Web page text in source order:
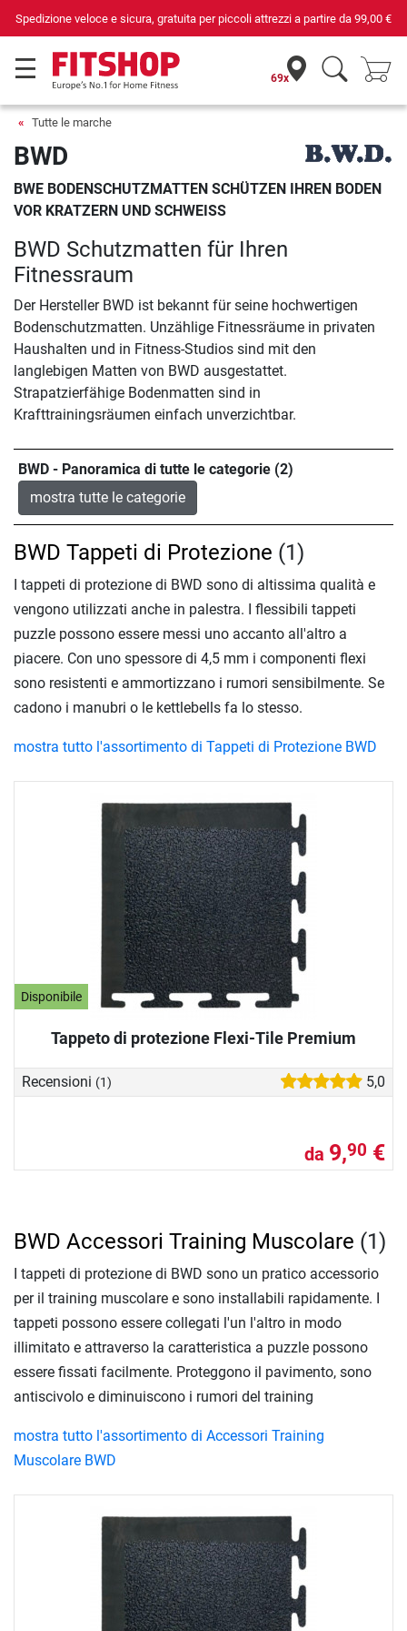
Spedizione veloce e sicura, gratuita per piccoli attrezzi a partire da 99,00 €
69x
Tutte le marche
BWD
BWE BODENSCHUTZMATTEN SCHÜTZEN IHREN BODEN
VOR KRATZERN UND SCHWEISS
BWD Schutzmatten für Ihren
Fitnessraum
Der Hersteller BWD ist bekannt für seine hochwertigen
Bodenschutzmatten. Unzählige Fitnessräume in privaten
Haushalten und in Fitness-Studios sind mit den
langlebigen Matten von BWD ausgestattet.
Strapatzierfähige Bodenmatten sind in
Krafttrainingsräumen einfach unverzichtbar.
BWD - Panoramica di tutte le categorie (2)
mostra tutte le categorie
Disponibile
Tappeto di protezione Flexi-Tile Premium
Recensioni (1) 5,0
da 9,90 €
BWD Tappeti di Protezione (1)
I tappeti di protezione di BWD sono di altissima qualità e
vengono utilizzati anche in palestra. I flessibili tappeti
puzzle possono essere messi uno accanto all'altro a
piacere. Con uno spessore di 4,5 mm i componenti flexi
sono resistenti e ammortizzano i rumori sensibilmente. Se
cadono i manubri o le kettlebells fa lo stesso.
mostra tutto l'assortimento di Tappeti di Protezione BWD
BWD Accessori Training Muscolare (1)
I tappeti di protezione di BWD sono un pratico accessorio
per il training muscolare e sono installabili rapidamente. I
tappeti possono essere collegati l'un l'altro in modo
illimitato e attraverso la caratteristica a puzzle possono
essere fissati facilmente. Proteggono il pavimento, sono
antiscivolo e diminuiscono i rumori del training
mostra tutto l'assortimento di Accessori Training
Muscolare BWD